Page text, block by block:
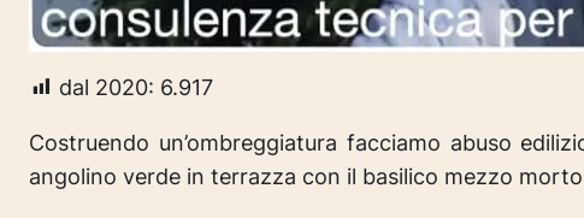
dal 2020: 6.917
Costruendo un’ombreggiatura facciamo abuso
angolino verde in terrazza con il basilico mezzo